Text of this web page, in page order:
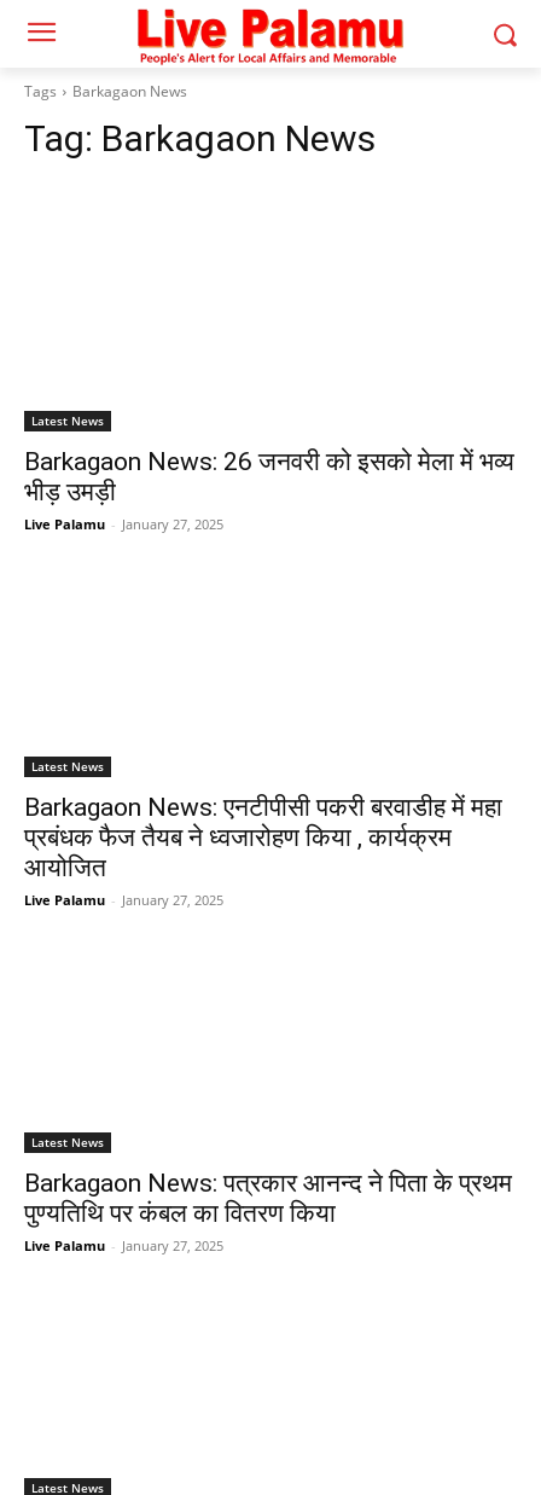
Tags Barkagaon News
Tag: Barkagaon News
Latest News
Barkagaon News: 26 जनवरी को इसको मेला में भव्य
भीड़ उमड़ी
Live Palamu - January 27, 2025
Latest News
Barkagaon News: एनटीपीसी पकरी बरवाडीह में महा
प्रबंधक फैज तैयब ने ध्वजारोहण किया , कार्यक्रम
आयोजित
Live Palamu - January 27, 2025
Latest News
Barkagaon News: पत्रकार आनन्द ने पिता के प्रथम
पुण्यतिथि पर कंबल का वितरण किया
Live Palamu - January 27, 2025
Latest News